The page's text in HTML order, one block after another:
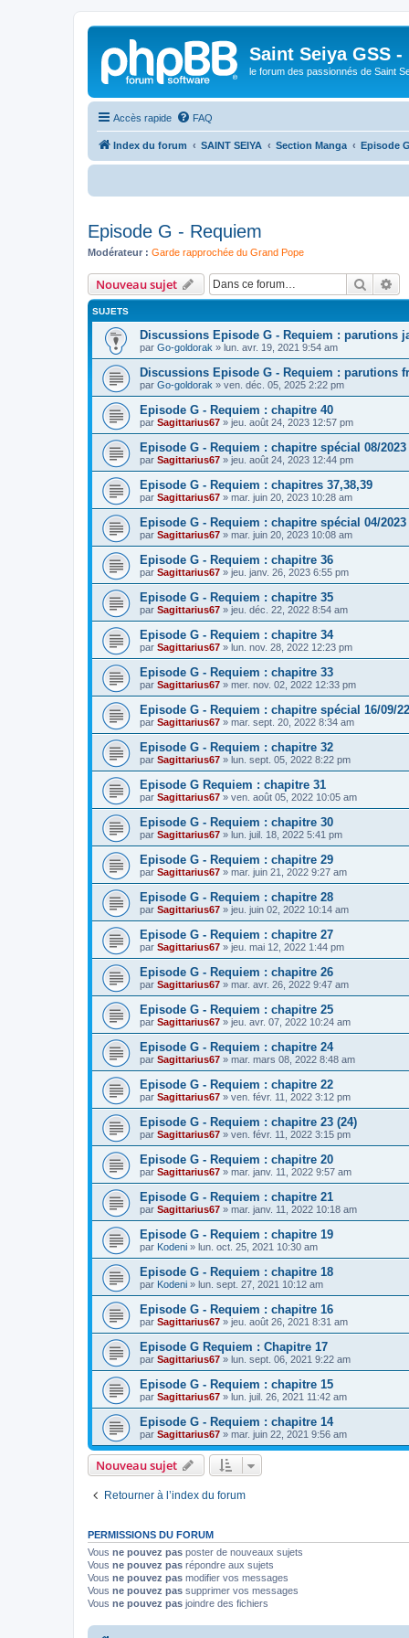
Saint Seiya GSS -
le forum des passionnés de Saint
Accès rapide FAQ
Index du forum SAINT SEIYA Section Manga Episode
Episode G - Requiem
Modérateur : Garde rapprochée du Grand Pope
Nouveau sujet
SUJETS
Discussions Episode G - Requiem : parutions
par Go-goldorak » lun. avr. 19, 2021 9:54 am
Discussions Episode G - Requiem : parutions
par Go-goldorak » ven. déc. 05, 2025 2:22 pm
Episode G - Requiem : chapitre 40
par Sagittarius67 » jeu. août 24, 2023 12:57 pm
Episode G - Requiem : chapitre spécial 08/2023
par Sagittarius67 » jeu. août 24, 2023 12:44 pm
Episode G - Requiem : chapitres 37,38,39
par Sagittarius67 » mar. juin 20, 2023 10:28 am
Episode G - Requiem : chapitre spécial 04/2023
par Sagittarius67 » mar. juin 20, 2023 10:08 am
Episode G - Requiem : chapitre 36
par Sagittarius67 » jeu. janv. 26, 2023 6:55 pm
Episode G - Requiem : chapitre 35
par Sagittarius67 » jeu. déc. 22, 2022 8:54 am
Episode G - Requiem : chapitre 34
par Sagittarius67 » lun. nov. 28, 2022 12:23 pm
Episode G - Requiem : chapitre 33
par Sagittarius67 » mer. nov. 02, 2022 12:33 pm
Episode G - Requiem : chapitre spécial 16/09/22
par Sagittarius67 » mar. sept. 20, 2022 8:34 am
Episode G - Requiem : chapitre 32
par Sagittarius67 » lun. sept. 05, 2022 8:22 pm
Episode G Requiem : chapitre 31
par Sagittarius67 » ven. août 05, 2022 10:05 am
Episode G - Requiem : chapitre 30
par Sagittarius67 » lun. juil. 18, 2022 5:41 pm
Episode G - Requiem : chapitre 29
par Sagittarius67 » mar. juin 21, 2022 9:27 am
Episode G - Requiem : chapitre 28
par Sagittarius67 » jeu. juin 02, 2022 10:14 am
Episode G - Requiem : chapitre 27
par Sagittarius67 » jeu. mai 12, 2022 1:44 pm
Episode G - Requiem : chapitre 26
par Sagittarius67 » mar. avr. 26, 2022 9:47 am
Episode G - Requiem : chapitre 25
par Sagittarius67 » jeu. avr. 07, 2022 10:24 am
Episode G - Requiem : chapitre 24
par Sagittarius67 » mar. mars 08, 2022 8:48 am
Episode G - Requiem : chapitre 22
par Sagittarius67 » ven. févr. 11, 2022 3:12 pm
Episode G - Requiem : chapitre 23 (24)
par Sagittarius67 » ven. févr. 11, 2022 3:15 pm
Episode G - Requiem : chapitre 20
par Sagittarius67 » mar. janv. 11, 2022 9:57 am
Episode G - Requiem : chapitre 21
par Sagittarius67 » mar. janv. 11, 2022 10:18 am
Episode G - Requiem : chapitre 19
par Kodeni » lun. oct. 25, 2021 10:30 am
Episode G - Requiem : chapitre 18
par Kodeni » lun. sept. 27, 2021 10:12 am
Episode G - Requiem : chapitre 16
par Sagittarius67 » jeu. août 26, 2021 8:31 am
Episode G Requiem : Chapitre 17
par Sagittarius67 » lun. sept. 06, 2021 9:22 am
Episode G - Requiem : chapitre 15
par Sagittarius67 » lun. juil. 26, 2021 11:42 am
Episode G - Requiem : chapitre 14
par Sagittarius67 » mar. juin 22, 2021 9:56 am
Nouveau sujet
Retourner à l’index du forum
PERMISSIONS DU FORUM
Vous ne pouvez pas poster de nouveaux sujets
Vous ne pouvez pas répondre aux sujets
Vous ne pouvez pas modifier vos messages
Vous ne pouvez pas supprimer vos messages
Vous ne pouvez pas joindre des fichiers